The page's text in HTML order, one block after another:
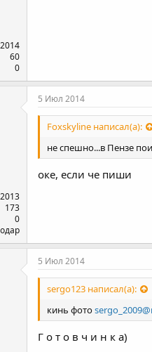
60
0
173
0
5 Июл 2014
Foxskyline написал(а):
не спешно...в Пензе
оке, если че пиши
5 Июл 2014
sergo123 написал(а):
кинь фото
Г о т о в ч и н к а)